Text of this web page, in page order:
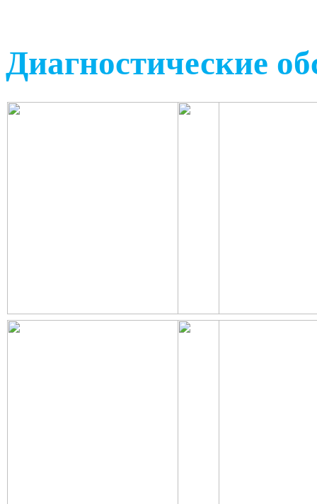
Диагностические